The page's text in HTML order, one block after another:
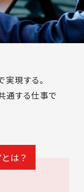
現する。
通する仕事で
は？